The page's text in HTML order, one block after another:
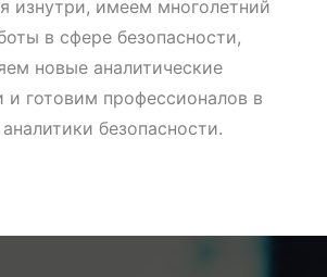
изнутри, имеем многолетний
в сфере безопасности,
новые аналитические
и готовим профессионалов в
безопасности.